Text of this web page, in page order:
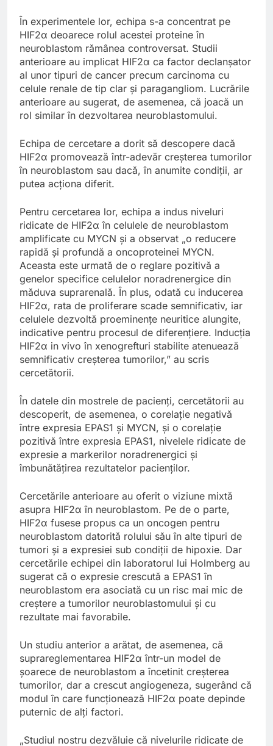
În experimentele lor, echipa s-a concentrat pe
HIF2α deoarece rolul acestei proteine în
neuroblastom rămânea controversat. Studii
anterioare au implicat HIF2α ca factor declanșator
al unor tipuri de cancer precum carcinoma cu
celule renale de tip clar și paragangliom. Lucrările
anterioare au sugerat, de asemenea, că joacă un
rol similar în dezvoltarea neuroblastomului.
Echipa de cercetare a dorit să descopere dacă
HIF2α promovează într-adevăr creșterea tumorilor
în neuroblastom sau dacă, în anumite condiții, ar
putea acționa diferit.
Pentru cercetarea lor, echipa a indus niveluri
ridicate de HIF2α în celulele de neuroblastom
amplificate cu MYCN și a observat „o reducere
rapidă și profundă a oncoproteinei MYCN.
Aceasta este urmată de o reglare pozitivă a
genelor specifice celulelor noradrenergice din
măduva suprarenală. În plus, odată cu inducerea
HIF2α, rata de proliferare scade semnificativ, iar
celulele dezvoltă proeminențe neuritice alungite,
indicative pentru procesul de diferențiere. Inducția
HIF2α in vivo în xenogrefturi stabilite atenuează
semnificativ creșterea tumorilor,” au scris
cercetătorii.
În datele din mostrele de pacienți, cercetătorii au
descoperit, de asemenea, o corelație negativă
între expresia EPAS1 și MYCN, și o corelație
pozitivă între expresia EPAS1, nivelele ridicate de
expresie a markerilor noradrenergici și
îmbunătățirea rezultatelor pacienților.
Cercetările anterioare au oferit o viziune mixtă
asupra HIF2α în neuroblastom. Pe de o parte,
HIF2α fusese propus ca un oncogen pentru
neuroblastom datorită rolului său în alte tipuri de
tumori și a expresiei sub condiții de hipoxie. Dar
cercetările echipei din laboratorul lui Holmberg au
sugerat că o expresie crescută a EPAS1 în
neuroblastom era asociată cu un risc mai mic de
creștere a tumorilor neuroblastomului și cu
rezultate mai favorabile.
Un studiu anterior a arătat, de asemenea, că
suprareglementarea HIF2α într-un model de
șoarece de neuroblastom a încetinit creșterea
tumorilor, dar a crescut angiogeneza, sugerând că
modul în care funcționează HIF2α poate depinde
puternic de alți factori.
„Studiul nostru dezvăluie că nivelurile ridicate de